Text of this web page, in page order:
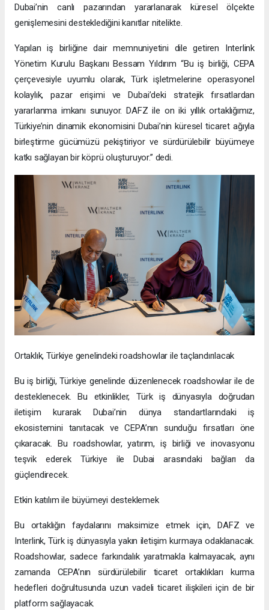
Dubai’nin canlı pazarından yararlanarak küresel ölçekte
genişlemesini desteklediğini kanıtlar nitelikte.
Yapılan iş birliğine dair memnuniyetini dile getiren Interlink
Yönetim Kurulu Başkanı Bessam Yıldırım “Bu iş birliği, CEPA
çerçevesiyle uyumlu olarak, Türk işletmelerine operasyonel
kolaylık, pazar erişimi ve Dubai’deki stratejik fırsatlardan
yararlanma imkanı sunuyor. DAFZ ile on iki yıllık ortaklığımız,
Türkiye’nin dinamik ekonomisini Dubai’nin küresel ticaret ağıyla
birleştirme gücümüzü pekiştiriyor ve sürdürülebilir büyümeye
katkı sağlayan bir köprü oluşturuyor.” dedi.
Ortaklık, Türkiye genelindeki roadshowlar ile taçlandırılacak
Bu iş birliği, Türkiye genelinde düzenlenecek roadshowlar ile de
desteklenecek. Bu etkinlikler, Türk iş dünyasıyla doğrudan
iletişim kurarak Dubai’nin dünya standartlarındaki iş
ekosistemini tanıtacak ve CEPA’nın sunduğu fırsatları öne
çıkaracak. Bu roadshowlar, yatırım, iş birliği ve inovasyonu
teşvik ederek Türkiye ile Dubai arasındaki bağları da
güçlendirecek.
Etkin katılım ile büyümeyi desteklemek
Bu ortaklığın faydalarını maksimize etmek için, DAFZ ve
Interlink, Türk iş dünyasıyla yakın iletişim kurmaya odaklanacak.
Roadshowlar, sadece farkındalık yaratmakla kalmayacak, aynı
zamanda CEPA’nın sürdürülebilir ticaret ortaklıkları kurma
hedefleri doğrultusunda uzun vadeli ticaret ilişkileri için de bir
platform sağlayacak.